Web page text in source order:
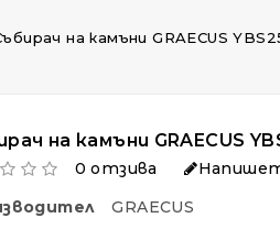
на камъни GRAECUS
на камъни GRAECUS
0 отзива
GRAECUS